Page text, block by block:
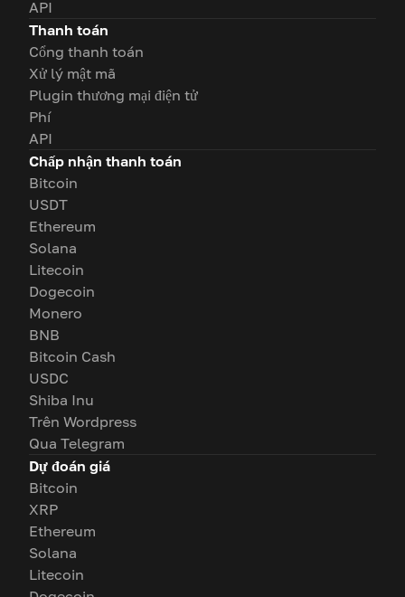
API
Thanh toán
Cổng thanh toán
Xử lý mật mã
Plugin thương mại điện tử
Phí
API
Chấp nhận thanh toán
Bitcoin
USDT
Ethereum
Solana
Litecoin
Dogecoin
Monero
BNB
Bitcoin Cash
USDC
Shiba Inu
Trên Wordpress
Qua Telegram
Dự đoán giá
Bitcoin
XRP
Ethereum
Solana
Litecoin